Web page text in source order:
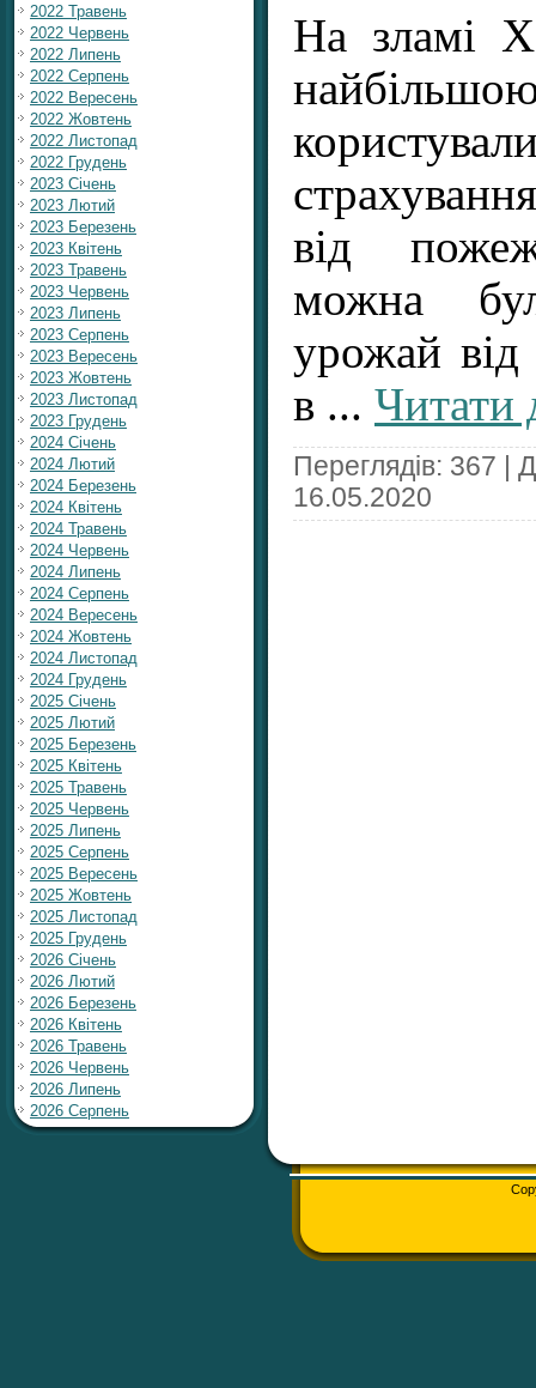
2022 Травень
2022 Червень
2022 Липень
2022 Серпень
2022 Вересень
2022 Жовтень
2022 Листопад
2022 Грудень
2023 Січень
2023 Лютий
2023 Березень
2023 Квітень
2023 Травень
2023 Червень
2023 Липень
2023 Серпень
2023 Вересень
2023 Жовтень
2023 Листопад
2023 Грудень
2024 Січень
2024 Лютий
2024 Березень
2024 Квітень
2024 Травень
2024 Червень
2024 Липень
2024 Серпень
2024 Вересень
2024 Жовтень
2024 Листопад
2024 Грудень
2025 Січень
2025 Лютий
2025 Березень
2025 Квітень
2025 Травень
2025 Червень
2025 Липень
2025 Серпень
2025 Вересень
2025 Жовтень
2025 Листопад
2025 Грудень
2026 Січень
2026 Лютий
2026 Березень
2026 Квітень
2026 Травень
2026 Червень
2026 Липень
2026 Серпень
На зламі
від
можна
урожай від
в ... Читати
Переглядів: 367 |
16.05.2020